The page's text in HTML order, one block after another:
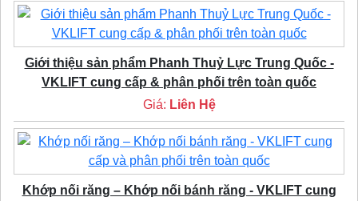
Giới thiệu sản phẩm Phanh Thuỷ Lực Trung Quốc -
VKLIFT cung cấp & phân phối trên toàn quốc
Giá: Liên Hệ
Khớp nối răng – Khớp nối bánh răng - VKLIFT cung